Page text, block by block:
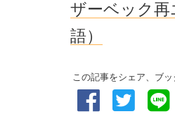
ザーベック
語）
この記事をシェア、ブ